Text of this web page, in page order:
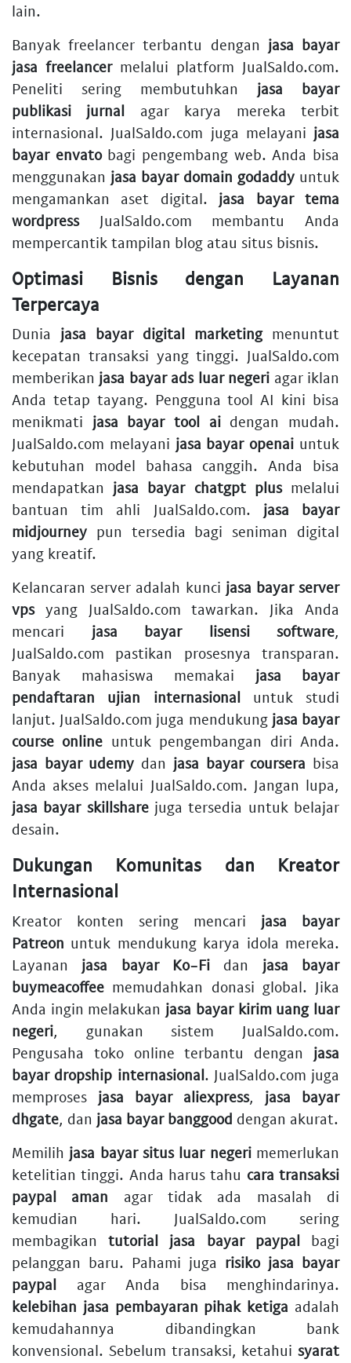
lain.
Banyak freelancer terbantu dengan jasa bayar
jasa freelancermelalui platform JualSaldo.com.
Peneliti sering membutuhkan jasa bayar
publikasi jurnal agar karya mereka terbit
internasional. JualSaldo.com juga melayani jasa
bayar envatobagi pengembang web. Anda bisa
menggunakan jasa bayar domain godaddy untuk
mengamankan aset digital. jasa bayar tema
wordpressJualSaldo.com membantu Anda
mempercantik tampilan blog atau situs bisnis.
Optimasi Bisnis dengan Layanan
Terpercaya
Dunia jasa bayar digital marketingmenuntut
kecepatan transaksi yang tinggi. JualSaldo.com
memberikan jasa bayar ads luar negeri agar iklan
Anda tetap tayang. Pengguna tool AI kini bisa
menikmati jasa bayar tool aidengan mudah.
JualSaldo.com melayani jasa bayar openai untuk
kebutuhan model bahasa canggih. Anda bisa
mendapatkan jasa bayar chatgpt plusmelalui
bantuan tim ahli JualSaldo.com. jasa bayar
midjourney pun tersedia bagi seniman digital
yang kreatif.
Kelancaran server adalah kunci jasa bayar server
vpsyang JualSaldo.com tawarkan. Jika Anda
mencari jasa bayar lisensi software,
JualSaldo.com pastikan prosesnya transparan.
Banyak mahasiswa memakai jasa bayar
pendaftaran ujian internasionaluntuk studi
lanjut. JualSaldo.com juga mendukung jasa bayar
course online untuk pengembangan diri Anda.
jasa bayar udemy dan jasa bayar coursera bisa
Anda akses melalui JualSaldo.com. Jangan lupa,
jasa bayar skillsharejuga tersedia untuk belajar
desain.
Dukungan Komunitas dan Kreator
Internasional
Kreator konten sering mencari jasa bayar
Patreon untuk mendukung karya idola mereka.
Layanan jasa bayar Ko-Fi dan jasa bayar
buymeacoffee memudahkan donasi global. Jika
Anda ingin melakukan jasa bayar kirim uang luar
negeri, gunakan sistem JualSaldo.com.
Pengusaha toko online terbantu dengan jasa
bayar dropship internasional. JualSaldo.com juga
memproses jasa bayar aliexpress, jasa bayar
dhgate, dan jasa bayar banggood dengan akurat.
Memilih jasa bayar situs luar negerimemerlukan
ketelitian tinggi. Anda harus tahu cara transaksi
paypal aman agar tidak ada masalah di
kemudian hari. JualSaldo.com sering
membagikantutorial jasa bayar paypalbagi
pelanggan baru. Pahami juga risiko jasa bayar
paypal agar Anda bisa menghindarinya.
kelebihan jasa pembayaran pihak ketiga adalah
kemudahannya dibandingkan bank
konvensional. Sebelum transaksi, ketahui syarat